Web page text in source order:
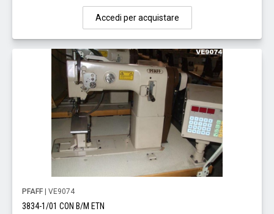
Accedi per acquistare
PFAFF | VE9074
3834-1/01 CON B/M ETN